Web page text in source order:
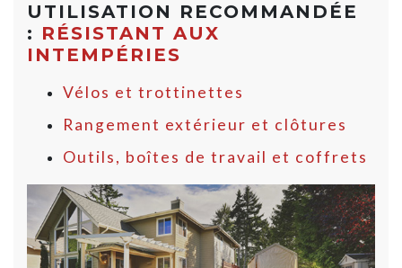
UTILISATION RECOMMANDÉE
: RÉSISTANT AUX
INTEMPÉRIES
Vélos et trottinettes
Rangement extérieur et clôtures
Outils, boîtes de travail et coffrets